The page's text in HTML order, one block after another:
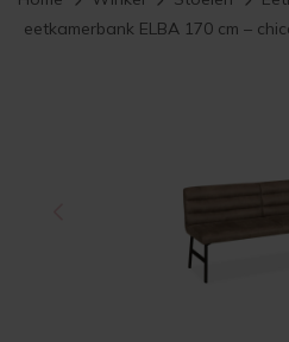
eetkamerbank ELBA 170 cm –